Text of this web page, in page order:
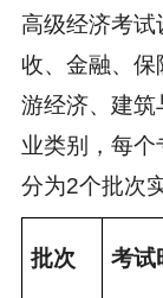
高级经济考
收、金融、保
游经济、建
业类别，每个
分为2个批次
批次 考试